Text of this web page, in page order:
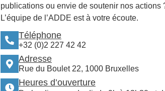
publications ou envie de soutenir nos actions
L’équipe de l’ADDE est à votre écoute.
Téléphone
+32 (0)2 227 42 42
Adresse
Rue du Boulet 22, 1000 Bruxelles
Heures d’ouverture